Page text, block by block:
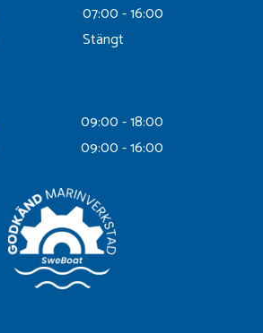
07:00 - 16:00
Stängt
09:00 - 18:00
09:00 - 16:00